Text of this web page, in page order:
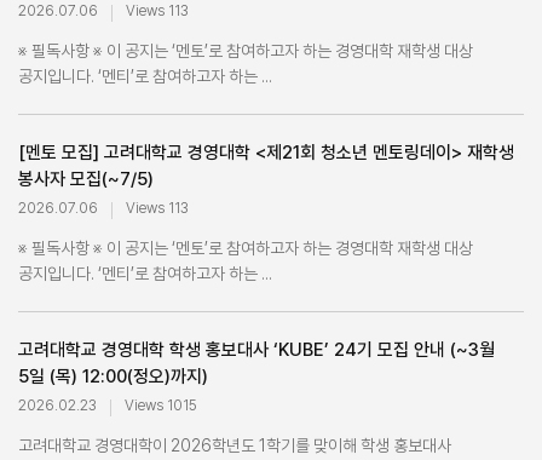
2026.07.06 Views 113
※ 필독사항 ※ 이 공지는 ‘멘토’로 참여하고자 하는 경영대학 재학생 대상
공지입니다. ‘멘티’로 참여하고자 하는 ...
[멘토 모집] 고려대학교 경영대학 <제21회 청소년 멘토링데이> 재학생
봉사자 모집(~7/5)
2026.07.06 Views 113
※ 필독사항 ※ 이 공지는 ‘멘토’로 참여하고자 하는 경영대학 재학생 대상
공지입니다. ‘멘티’로 참여하고자 하는 ...
고려대학교 경영대학 학생 홍보대사 ‘KUBE’ 24기 모집 안내 (~3월
5일 (목) 12:00(정오)까지)
2026.02.23 Views 1015
고려대학교 경영대학이 2026학년도 1학기를 맞이해 학생 홍보대사